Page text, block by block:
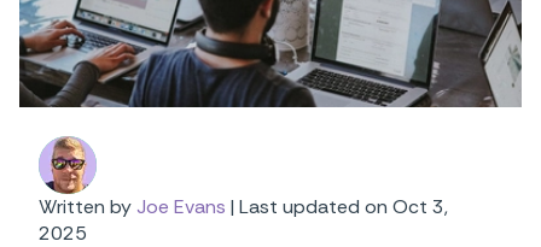
Written byJoe Evans | Last updated on Oct 3,
2025